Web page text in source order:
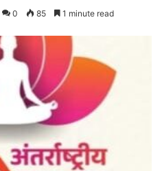
0 85 1 minute read